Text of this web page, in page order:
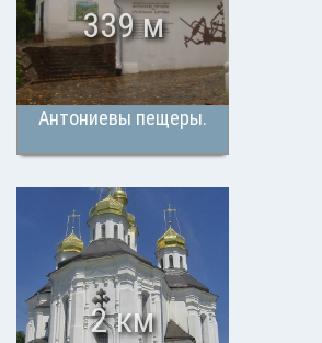
Антониевы пещеры.
339 м
2 км